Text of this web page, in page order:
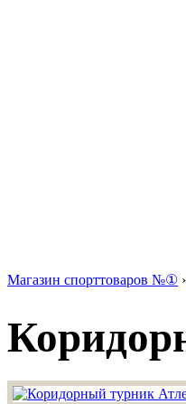
Магазин спорттоваров №① ›